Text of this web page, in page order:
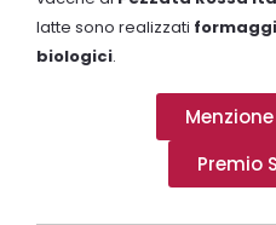
latte sono realizzati
biologici.
Premio